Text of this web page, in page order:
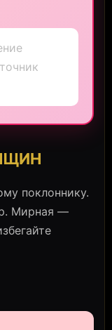
поклоннику.
Мирная —